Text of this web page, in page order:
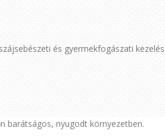
és gyermekfogászati
barátságos, nyugodt környezetben.